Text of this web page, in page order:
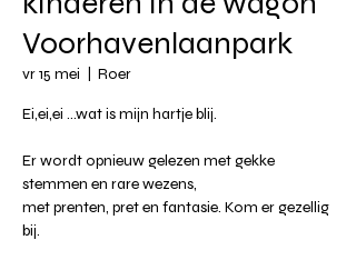
Voorhavenlaanpark
vr 15 mei Roer
Ei,ei,ei ...wat is mijn hartje blij.
Er wordt opnieuw gelezen met gekke
stemmen en rare wezens,
met prenten, pret en fantasie. Kom er gezellig
bij.